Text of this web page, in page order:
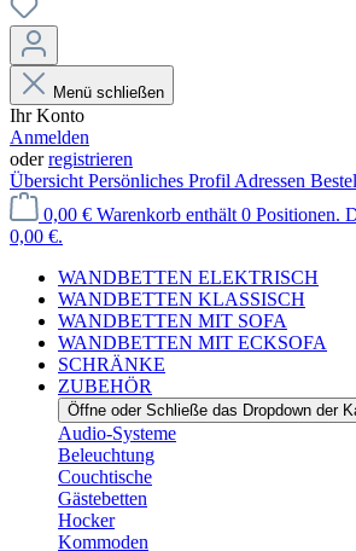
Menü schließen
Ihr Konto
Anmelden
oderregistrieren
Übersicht Persönliches Profil Adressen
0,00 € Warenkorb enthält 0 Positionen.
0,00 €.
WANDBETTEN ELEKTRISCH
WANDBETTEN KLASSISCH
WANDBETTEN MIT SOFA
WANDBETTEN MIT ECKSOFA
SCHRÄNKE
ZUBEHÖR
Öffne oder Schließe das Dropdown der
Audio-Systeme
Beleuchtung
Couchtische
Gästebetten
Hocker
Kommoden